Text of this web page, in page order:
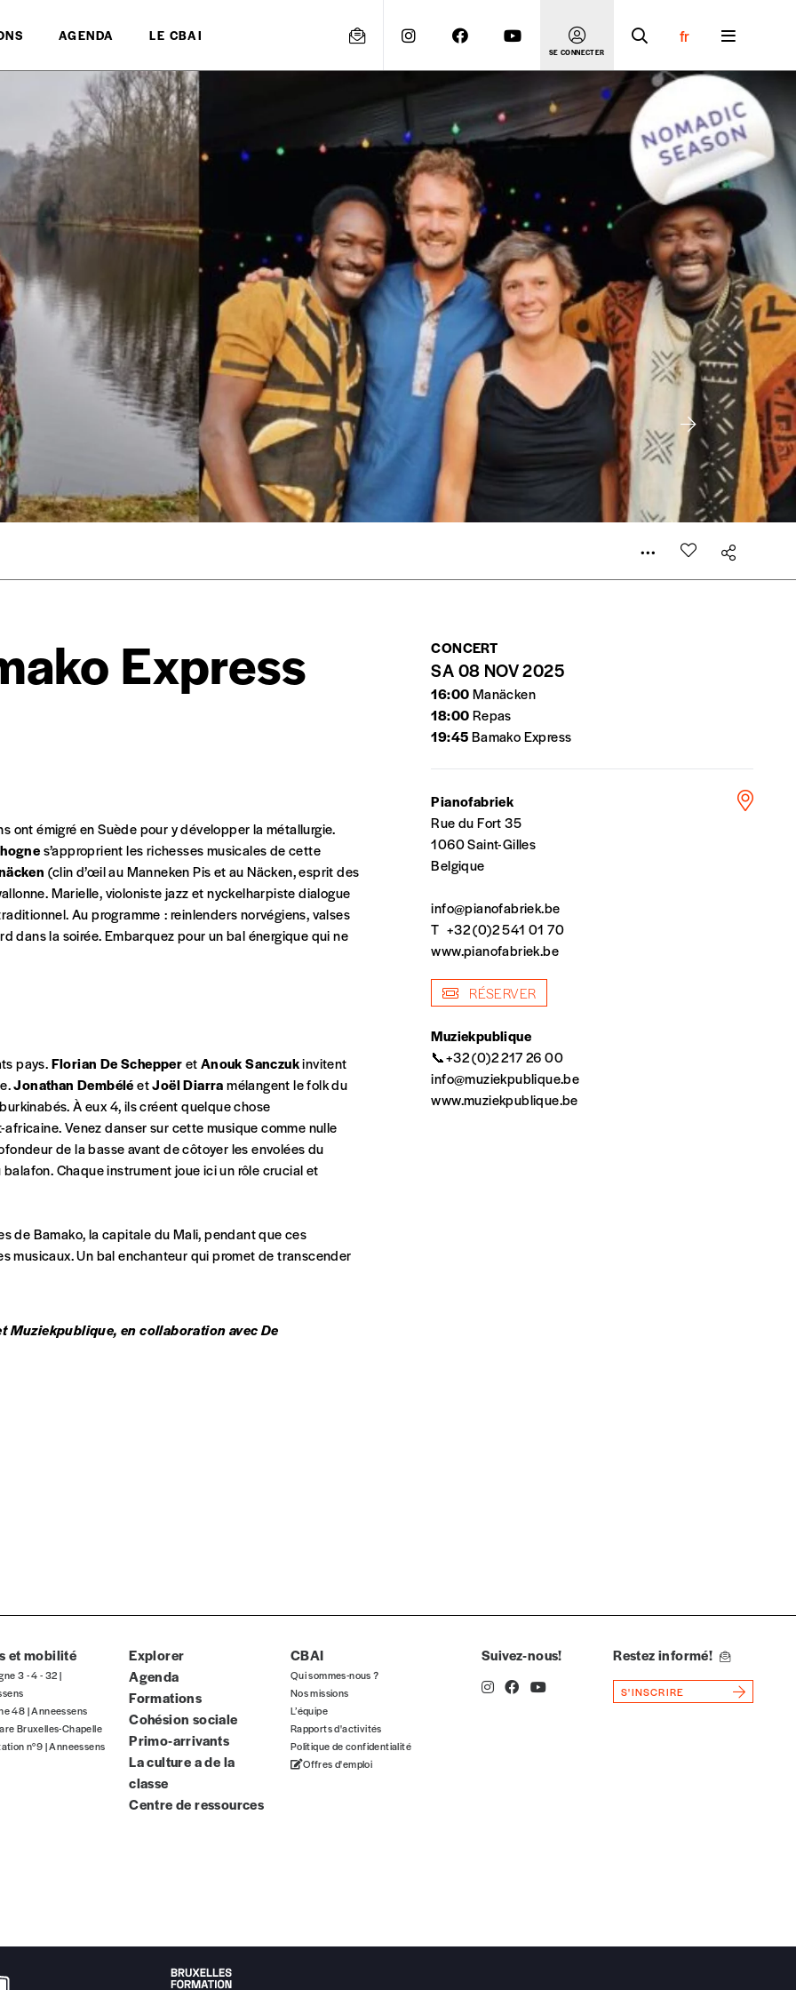
AGENDA LE CBAI
SE CONNECTER
fr
Express
Créer un compte
Les mots de passe ne correspondent pas
est proposé à PRIX LIBRE.
bien ou d’un service, qui peut être une manière pour lui de payer le prix qu’il estime juste. Dans l’objectif de rendre
attachement aux valeurs de solidarité, nous vous proposons d’estimer vous-mêmes le coût de notre publication. Cette
indicatif. De cette manière, vous soutenez le travail de l’équipe de rédaction selon vos moyens et vos motivations.
papier ou numérique.
moment, même après avoir reçu plusieurs numéros. Ce paiement n’est pas indispensable. Il marque votre volonté de
Par numéro
5€*
ou numéro au choix.
TVA
ont émigré en Suède pour y développer la métallurgie.
s’approprient les richesses musicales de cette
(clin d’œil au Manneken Pis et au Näcken, esprit des
Marielle, violoniste jazz et nyckelharpiste dialogue
Au programme : reinlenders norvégiens, valses
dans la soirée. Embarquez pour un bal énergique qui ne
pays.Florian De SchepperetAnouk Sanczukinvitent
Jonathan DembéléetJoël Diarramélangent le folk du
À eux 4, ils créent quelque chose
Venez danser sur cette musique comme nulle
de la basse avant de côtoyer les envolées du
Chaque instrument joue ici un rôle crucial et
de Bamako, la capitale du Mali, pendant que ces
musicaux. Un bal enchanteur qui promet de transcender
Muziekpublique, en collaboration avec De
CONCERT
SA 08 NOV 2025
16:00Manäcken
18:00Repas
19:45Bamako Express
Pianofabriek
Rue du Fort 35
1060 Saint-Gilles
Belgique
info@pianofabriek.be
T +32 (0)2 541 01 70
www.pianofabriek.be
RÉSERVER
Muziekpublique
📞+32 (0)2 217 26 00
info@muziekpublique.be
www.muziekpublique.be
et mobilité
3 - 4 - 32 |
48 | Anneessens
Bruxelles-Chapelle
n°9 | Anneessens
Explorer
Agenda
Formations
Cohésion sociale
Primo-arrivants
La culture a de la
classe
Centre de ressources
CBAI
Qui sommes-nous ?
Nos missions
L’équipe
Rapports d'activités
Politique de confidentialité
Offres d'emploi
Suivez-nous! Restez informé!
S'INSCRIRE